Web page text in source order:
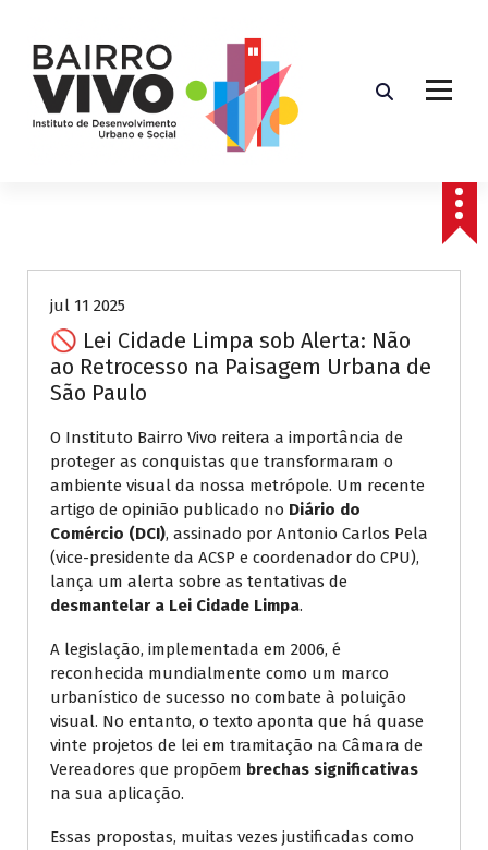
jul 11 2025
🚫 Lei Cidade Limpa sob Alerta: Não
ao Retrocesso na Paisagem Urbana de
São Paulo
O Instituto Bairro Vivo reitera a importância de
proteger as conquistas que transformaram o
ambiente visual da nossa metrópole. Um recente
artigo de opinião publicado no Diário do
Comércio (DCI), assinado por Antonio Carlos Pela
(vice-presidente da ACSP e coordenador do CPU),
lança um alerta sobre as tentativas de
desmantelar a Lei Cidade Limpa.
A legislação, implementada em 2006, é
reconhecida mundialmente como um marco
urbanístico de sucesso no combate à poluição
visual. No entanto, o texto aponta que há quase
vinte projetos de lei em tramitação na Câmara de
Vereadores que propõem brechas significativas
na sua aplicação.
Essas propostas, muitas vezes justificadas como